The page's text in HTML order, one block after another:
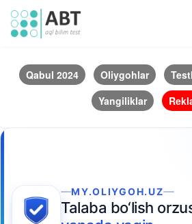
Qabul 2024 Oliygohlar
Yangiliklar
MY.OLIYGOH.UZ
Talaba bo‘lish